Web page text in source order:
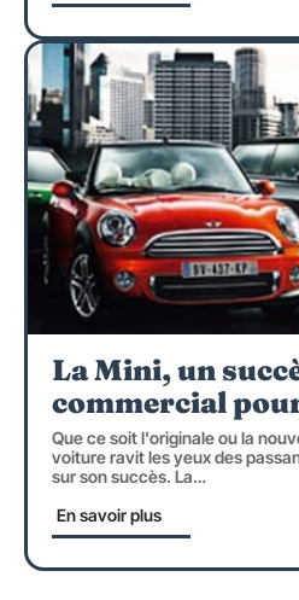
La Mini, un
commercial
Que ce soit l'originale ou la
voiture ravit les yeux des
sur son succès. La…
En savoir plus